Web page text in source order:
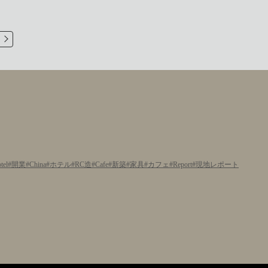
開業 China ホテル RC造 Cafe 新築 家具 カフェ Report 現地レポート